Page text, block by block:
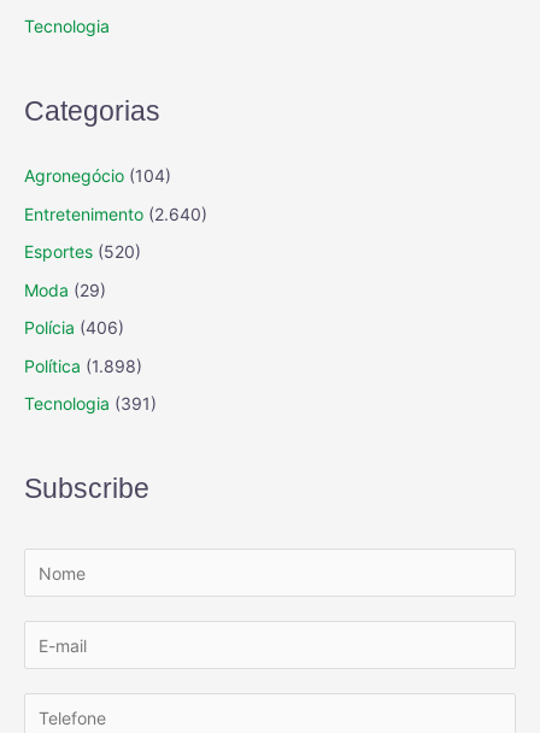
Tecnologia
Categorias
Agronegócio (104)
Entretenimento (2.640)
Esportes (520)
Moda (29)
Polícia (406)
Política (1.898)
Tecnologia (391)
Subscribe